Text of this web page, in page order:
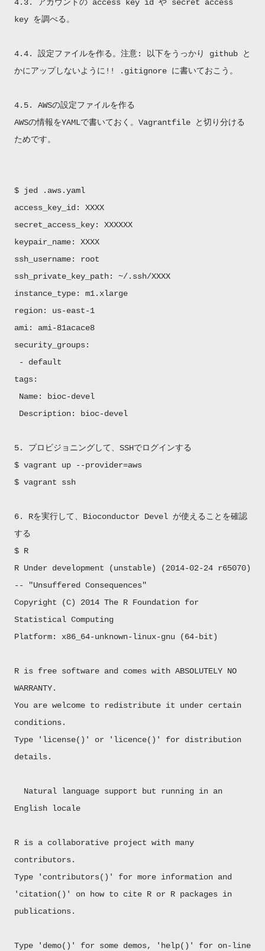
4.3. アカウントの access key id や secret access
key を調べる。
4.4. 設定ファイルを作る。注意: 以下をうっかり github と
かにアップしないように!! .gitignore に書いておこう。
4.5. AWSの設定ファイルを作る
AWSの情報をYAMLで書いておく。Vagrantfile と切り分ける
ためです。
$ jed .aws.yaml
access_key_id: XXXX
secret_access_key: XXXXXX
keypair_name: XXXX
ssh_username: root
ssh_private_key_path: ~/.ssh/XXXX
instance_type: m1.xlarge
region: us-east-1
ami: ami-81acace8
security_groups:
- default
tags:
Name: bioc-devel
Description: bioc-devel
5. プロビジョニングして、SSHでログインする
$ vagrant up --provider=aws
$ vagrant ssh
6. Rを実行して、Bioconductor Devel が使えることを確認
する
$ R
R Under development (unstable) (2014-02-24 r65070)
-- "Unsuffered Consequences"
Copyright (C) 2014 The R Foundation for
Statistical Computing
Platform: x86_64-unknown-linux-gnu (64-bit)
R is free software and comes with ABSOLUTELY NO
WARRANTY.
You are welcome to redistribute it under certain
conditions.
Type 'license()' or 'licence()' for distribution
details.
Natural language support but running in an
English locale
R is a collaborative project with many
contributors.
Type 'contributors()' for more information and
'citation()' on how to cite R or R packages in
publications.
Type 'demo()' for some demos, 'help()' for on-line